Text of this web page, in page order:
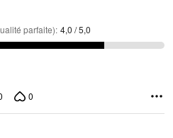
parfaite): 4,0 / 5,0
0